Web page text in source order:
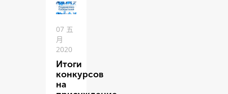
07 五
月
2020
Итоги
конкурсов
на